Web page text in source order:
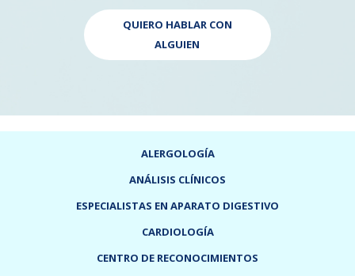
QUIERO HABLAR CON
ALGUIEN
ALERGOLOGÍA
ANÁLISIS CLÍNICOS
ESPECIALISTAS EN APARATO DIGESTIVO
CARDIOLOGÍA
CENTRO DE RECONOCIMIENTOS